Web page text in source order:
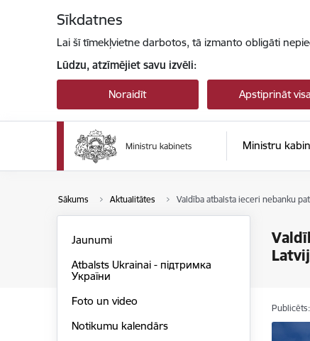
Sīkdatnes
Lai šī tīmekļvietne darbotos, tā izmanto obligāti
Lūdzu, atzīmējiet savu izvēli:
Noraidīt Apstiprināt
Ministru
Sākums Aktualitātes Valdība atbalsta ieceri nebanku
Jaunumi
Atbalsts Ukrainai - підтримка
України
Foto un video
Notikumu kalendārs